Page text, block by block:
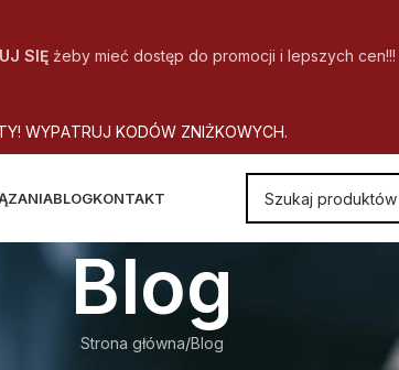
SIĘżeby mieć dostęp do promocji i lepszych cen!!!
Y! WYPATRUJ KODÓW ZNIŻKOWYCH.
BLOGKONTAKT
Blog
Strona główna Blog